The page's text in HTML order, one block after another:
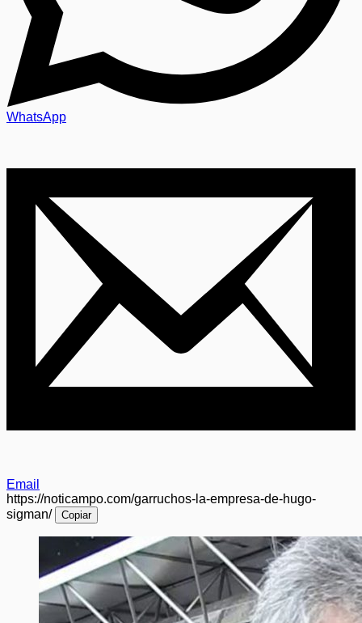
WhatsApp
Email
https://noticampo.com/garruchos-la-empresa-de-hugo-
sigman/
Copiar